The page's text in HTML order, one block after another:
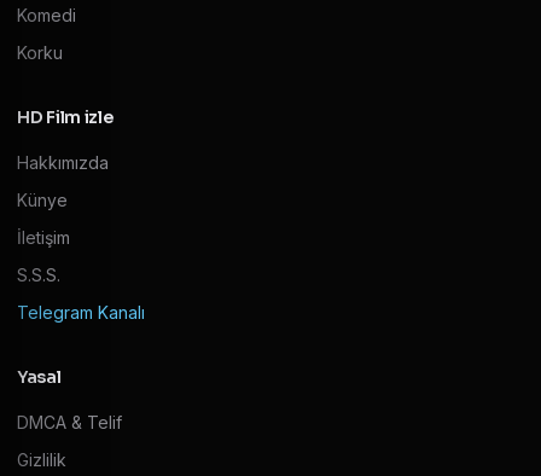
Komedi
Korku
HD Film izle
Hakkımızda
Künye
İletişim
S.S.S.
Telegram Kanalı
Yasal
DMCA & Telif
Gizlilik